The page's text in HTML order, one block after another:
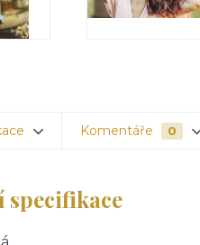
Komentáře 0
specifikace